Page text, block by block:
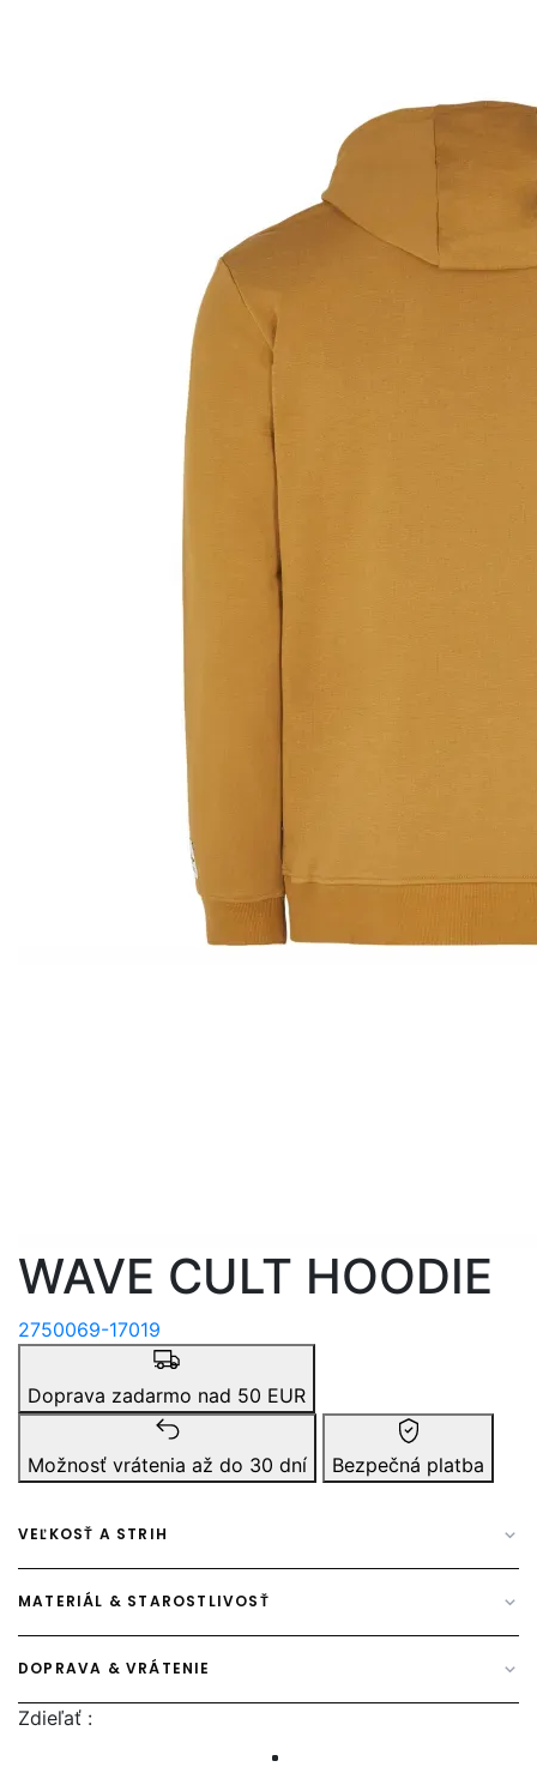
WAVE CULT HOODIE
2750069-17019
Doprava zadarmo nad 50 EUR
Možnosť vrátenia až do 30 dní Bezpečná platba
VEĽKOSŤ A STRIH
MATERIÁL & STAROSTLIVOSŤ
DOPRAVA & VRÁTENIE
Zdieľať :